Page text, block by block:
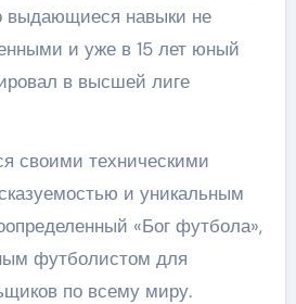
выдающиеся навыки не
и уже в 15 лет юный
в высшей лиге
своими техническими
и уникальным
«Бог футбола»,
футболистом для
по всему миру.